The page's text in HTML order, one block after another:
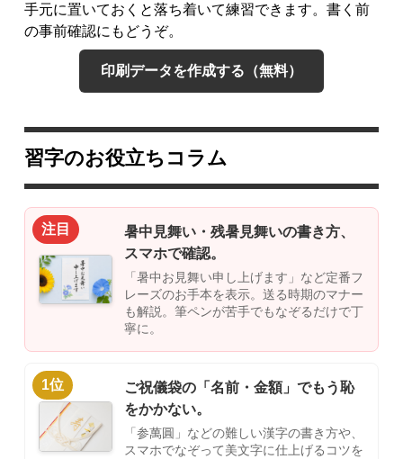
手元に置いておくと落ち着いて練習できます。書く前
の事前確認にもどうぞ。
印刷データを作成する（無料）
習字のお役立ちコラム
注目
暑中見舞い・残暑見舞いの書き方、
スマホで確認。
「暑中お見舞い申し上げます」など定番フ
レーズのお手本を表示。送る時期のマナー
も解説。筆ペンが苦手でもなぞるだけで丁
寧に。
1位
ご祝儀袋の「名前・金額」でもう恥
をかかない。
「参萬圓」などの難しい漢字の書き方や、
スマホでなぞって美文字に仕上げるコツを